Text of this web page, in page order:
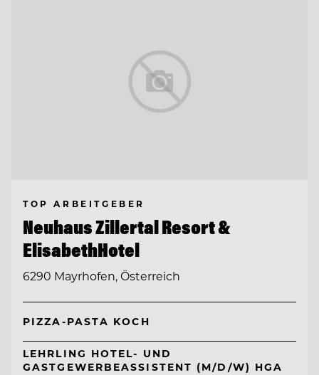
TOP ARBEITGEBER
Neuhaus Zillertal Resort &
ElisabethHotel
6290 Mayrhofen, Österreich
PIZZA-PASTA KOCH
LEHRLING HOTEL- UND
GASTGEWERBEASSISTENT (M/D/W) HGA